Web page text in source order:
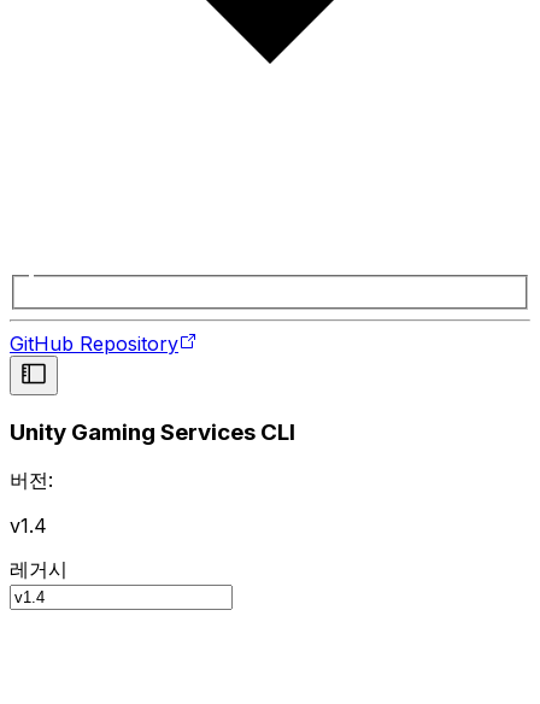
GitHub Repository
Unity Gaming Services CLI
버전:
v1.4
레거시